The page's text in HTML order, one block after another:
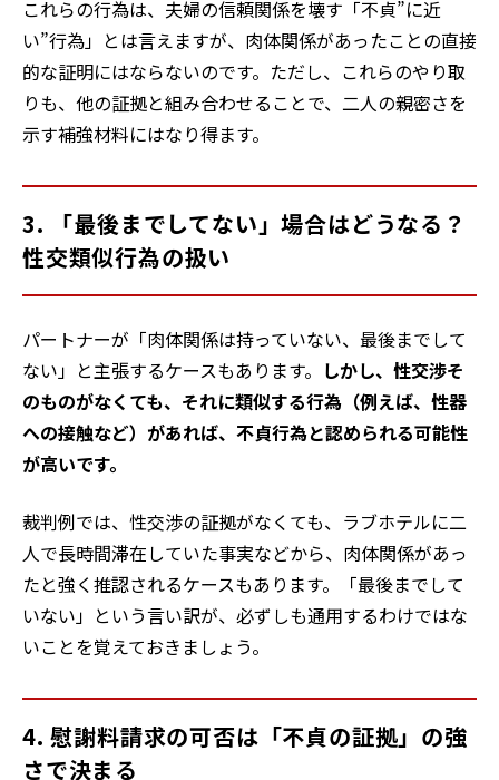
これらの行為は、夫婦の信頼関係を壊す「不貞”に近
い”行為」とは言えますが、肉体関係があったことの直接
的な証明にはならないのです。ただし、これらのやり取
りも、他の証拠と組み合わせることで、二人の親密さを
示す補強材料にはなり得ます。
3. 「最後までしてない」場合はどうなる？
性交類似行為の扱い
パートナーが「肉体関係は持っていない、最後までして
ない」と主張するケースもあります。 しかし、性交渉そ
のものがなくても、それに類似する行為（例えば、性器
への接触など）があれば、不貞行為と認められる可能性
が高いです。
裁判例では、性交渉の証拠がなくても、ラブホテルに二
人で長時間滞在していた事実などから、肉体関係があっ
たと強く推認されるケースもあります。「最後までして
いない」という言い訳が、必ずしも通用するわけではな
いことを覚えておきましょう。
4. 慰謝料請求の可否は「不貞の証拠」の強
さで決まる